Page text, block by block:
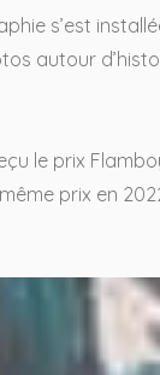
s’est
autour
le prix
prix en